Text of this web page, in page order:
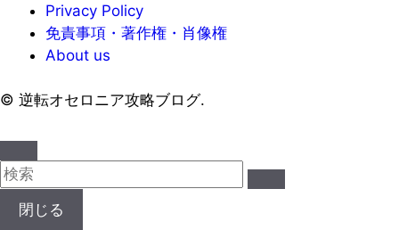
Privacy Policy
免責事項・著作権・肖像権
About us
© 逆転オセロニア攻略ブログ.
閉じる